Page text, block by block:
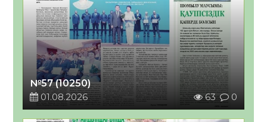
№57 (10250)
01.08.2026
63 0